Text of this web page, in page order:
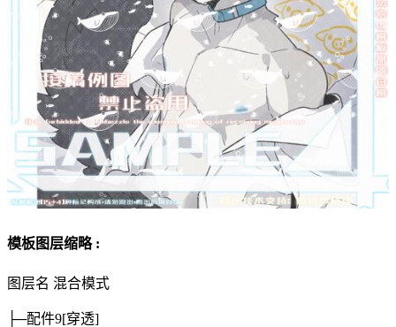
模板图层缩略 :
图层名 混合模式
├─配件9[穿透]